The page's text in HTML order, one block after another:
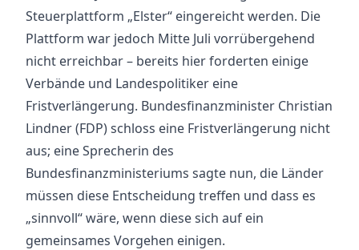
Steuerplattform „Elster“ eingereicht werden. Die
Plattform war jedoch Mitte Juli vorrübergehend
nicht erreichbar – bereits hier forderten einige
Verbände und Landespolitiker eine
Fristverlängerung. Bundesfinanzminister Christian
Lindner (FDP) schloss eine Fristverlängerung nicht
aus; eine Sprecherin des
Bundesfinanzministeriums sagte nun, die Länder
müssen diese Entscheidung treffen und dass es
„sinnvoll“ wäre, wenn diese sich auf ein
gemeinsames Vorgehen einigen.